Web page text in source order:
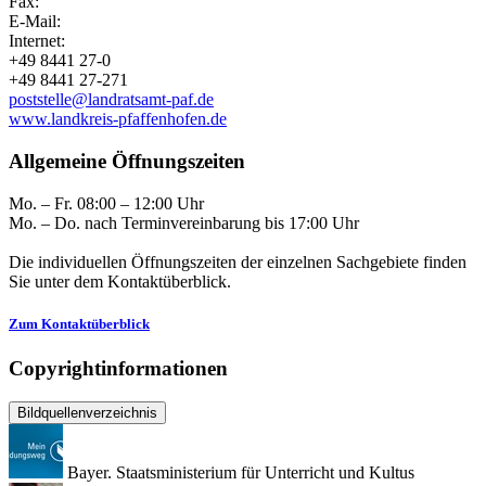
E-Mail:
Internet:
+49 8441 27-0
+49 8441 27-271
poststelle@landratsamt-paf.de
www.landkreis-pfaffenhofen.de
Allgemeine Öffnungszeiten
Mo. – Fr. 08:00 – 12:00 Uhr
Mo. – Do. nach Terminvereinbarung bis 17:00 Uhr
Die individuellen Öffnungszeiten der einzelnen Sachgebiete finden
Sie unter dem Kontaktüberblick.
Zum Kontaktüberblick
Copyrightinformationen
Bildquellenverzeichnis
Bayer. Staatsministerium für Unterricht und Kultus